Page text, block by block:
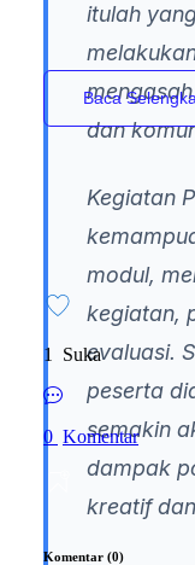
itulah
dan
Kegiatan
modul,
kegiatan,
evaluasi.
peserta
semakin
dampak
kreatif
Baca
1 Suka
0 Komentar
Komentar (0)